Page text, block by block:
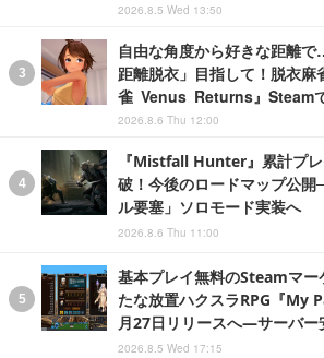
2026.8.5 Wed 13:50
自由な角度から好きな距離
距離脱衣」目指して！脱衣麻
雀 Venus Returns』Steam
2026.8.6 Thu 12:00
『Mistfall Hunter』累計プ
破！今後のロードマップ公
ル要塞」ソロモード実装へ
2026.8.6 Thu 11:00
基本プレイ無料のSteamマー
たな放置ハクスラRPG『
月27日リリースへ―サーバー
2026.8.5 Wed 17:15